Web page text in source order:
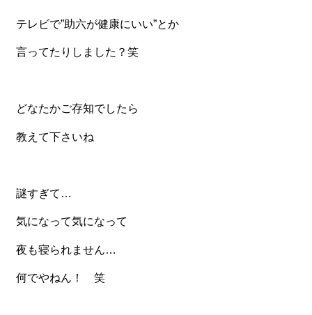
会社概要
お問い合わせ
ログイン・マイページ
特定商取引法に基づく表記
テレビで”助六が健康にいい”とか
言ってたりしました？笑
どなたかご存知でしたら
教えて下さいね
謎すぎて…
気になって気になって
夜も寝られません…
何でやねん！ 笑